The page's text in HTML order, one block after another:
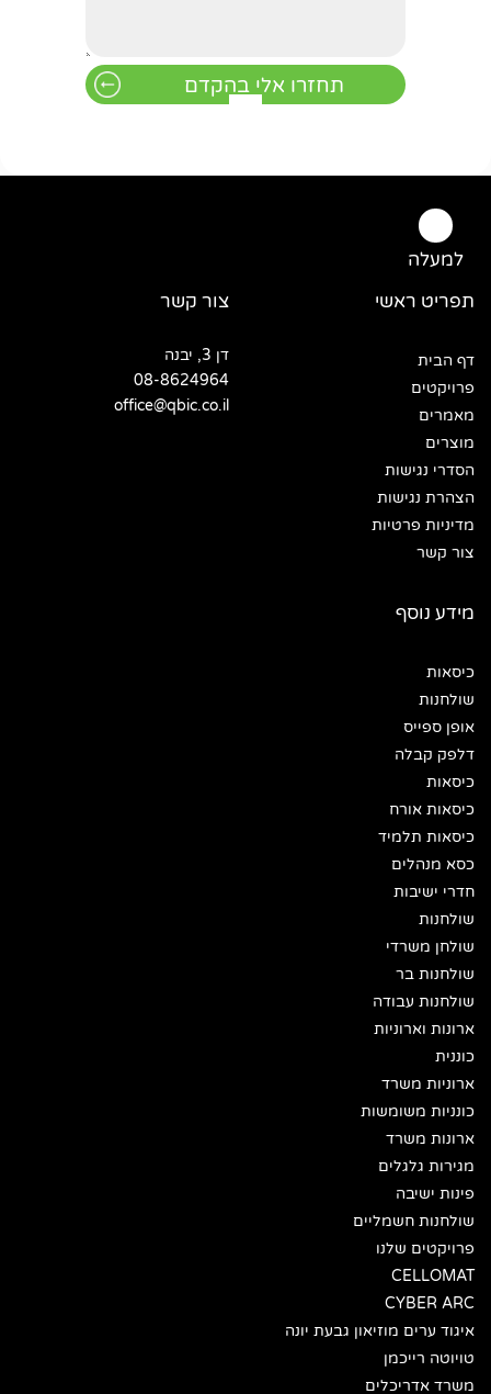
למעלה
תפריט ראשי
דף הבית
פרויקטים
מאמרים
מוצרים
הסדרי נגישות
הצהרת נגישות
מדיניות פרטיות
צור קשר
מידע נוסף
כיסאות
שולחנות
אופן ספייס
דלפק קבלה
כיסאות
כיסאות אורח
כיסאות תלמיד
כסא מנהלים
חדרי ישיבות
שולחנות
שולחן משרדי
שולחנות בר
שולחנות עבודה
ארונות וארוניות
כוננית
ארוניות משרד
כונניות משומשות
ארונות משרד
מגירות גלגלים
פינות ישיבה
שולחנות חשמליים
פרויקטים שלנו
CELLOMAT
CYBER ARC
איגוד ערים מוזיאון גבעת יונה
טויוטה רייכמן
משרד אדריכלים
צור קשר
דן 3, יבנה
08-8624964
office@qbic.co.il